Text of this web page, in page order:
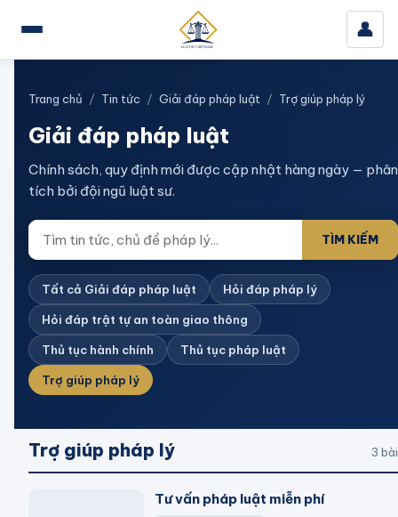
👤
Trang chủ / Tin tức / Giải đáp pháp luật / Trợ giúp pháp lý
Giải đáp pháp luật
Chính sách, quy định mới được cập nhật hàng ngày — phân
tích bởi đội ngũ luật sư.
TÌM KIẾM
Tất cả Giải đáp pháp luật Hỏi đáp pháp lý
Hỏi đáp trật tự an toàn giao thông
Thủ tục hành chính Thủ tục pháp luật
Trợ giúp pháp lý
Trợ giúp pháp lý 3 bài
Tư vấn pháp luật miễn phí